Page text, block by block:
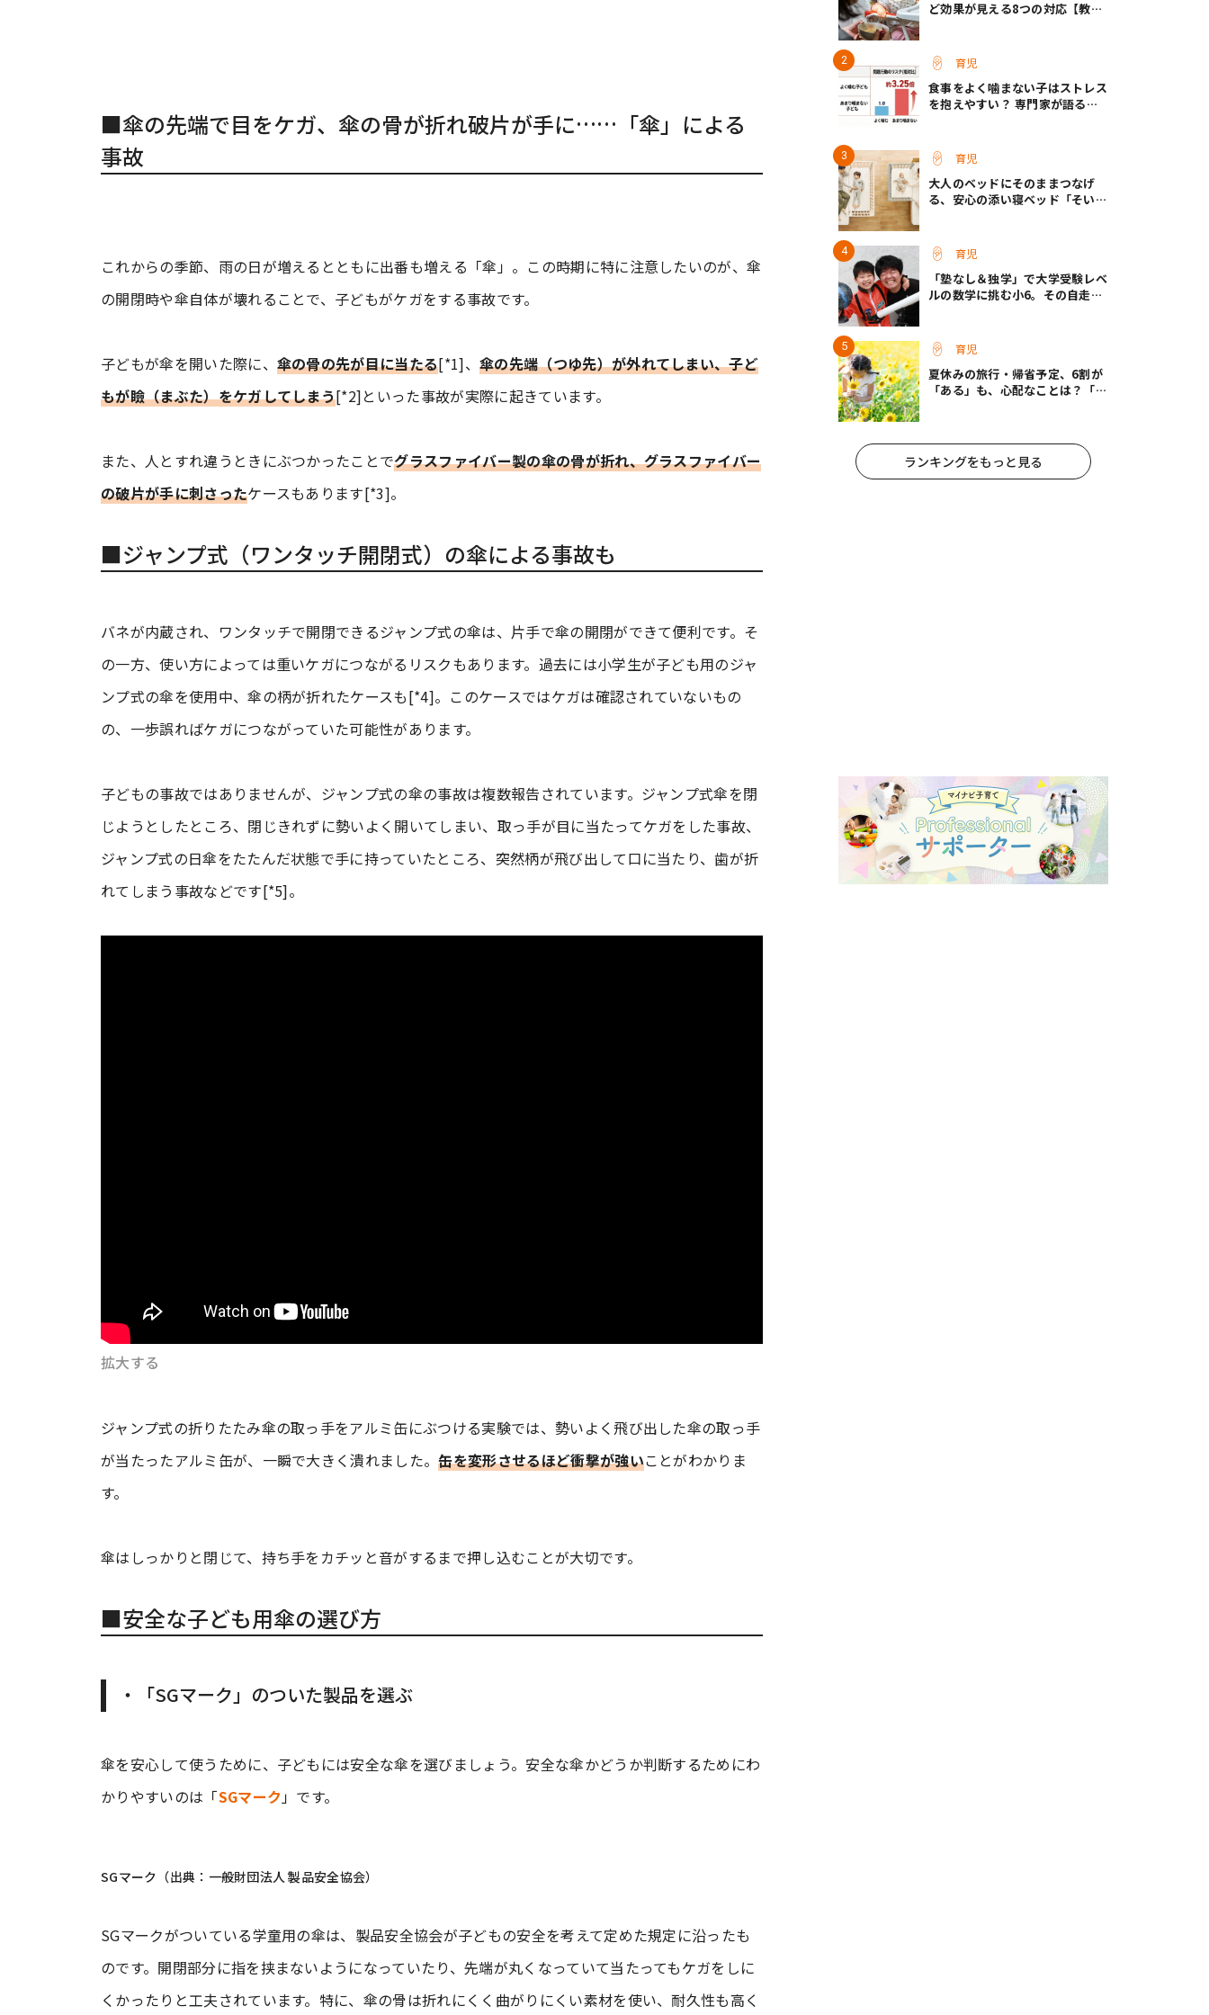
■傘の先端で目をケガ、傘の骨が折れ破片が手に……「傘」による
事故
これからの季節、雨の日が増えるとともに出番も増える「傘」。この時期に特に注意したいのが、傘
の開閉時や傘自体が壊れることで、子どもがケガをする事故です。
子どもが傘を開いた際に、 傘の骨の先が目に当たる[*1]、 傘の先端（つゆ先）が外れてしまい、子ど
もが瞼（まぶた）をケガしてしまう[*2]といった事故が実際に起きています。
また、人とすれ違うときにぶつかったことでグラスファイバー製の傘の骨が折れ、グラスファイバー
の破片が手に刺さったケースもあります[*3]。
■ジャンプ式（ワンタッチ開閉式）の傘による事故も
バネが内蔵され、ワンタッチで開閉できるジャンプ式の傘は、片手で傘の開閉ができて便利です。そ
の一方、使い方によっては重いケガにつながるリスクもあります。過去には小学生が子ども用のジャ
ンプ式の傘を使用中、傘の柄が折れたケースも[*4]。このケースではケガは確認されていないもの
の、一歩誤ればケガにつながっていた可能性があります。
子どもの事故ではありませんが、ジャンプ式の傘の事故は複数報告されています。ジャンプ式傘を閉
じようとしたところ、閉じきれずに勢いよく開いてしまい、取っ手が目に当たってケガをした事故、
ジャンプ式の日傘をたたんだ状態で手に持っていたところ、突然柄が飛び出して口に当たり、歯が折
れてしまう事故などです[*5]。
拡大する
ジャンプ式の折りたたみ傘の取っ手をアルミ缶にぶつける実験では、勢いよく飛び出した傘の取っ手
が当たったアルミ缶が、一瞬で大きく潰れました。缶を変形させるほど衝撃が強いことがわかりま
す。
傘はしっかりと閉じて、持ち手をカチッと音がするまで押し込むことが大切です。
■安全な子ども用傘の選び方
・「SGマーク」のついた製品を選ぶ
傘を安心して使うために、子どもには安全な傘を選びましょう。安全な傘かどうか判断するためにわ
かりやすいのは「SGマーク」です。
SGマーク（出典：一般財団法人 製品安全協会）
SGマークがついている学童用の傘は、製品安全協会が子どもの安全を考えて定めた規定に沿ったも
のです。開閉部分に指を挟まないようになっていたり、先端が丸くなっていて当たってもケガをしに
くかったりと工夫されています。特に、傘の骨は折れにくく曲がりにくい素材を使い、耐久性も高く
ど効果が見える8つの対応【教え
育児
食事をよく噛まない子はストレス
を抱えやすい？ 専門家が語る、
育児
大人のベッドにそのままつなげ
る、安心の添い寝ベッド「そいね
育児
「塾なし＆独学」で大学受験レベ
ルの数学に挑む小6。その自走力
育児
夏休みの旅行・帰省予定、6割が
「ある」も、心配なことは？「宿
ランキングをもっと見る